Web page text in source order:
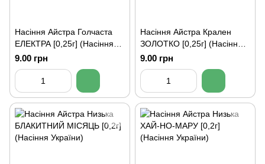
Насіння Айстра Голчаста
ЕЛЕКТРА [0,25г] (Насіння
України)
9.00 грн
Насіння Айстра Крален
ЗОЛОТКО [0,25г] (Насіння
України)
9.00 грн